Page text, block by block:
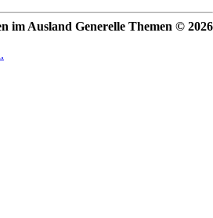
im Ausland Generelle Themen © 2026